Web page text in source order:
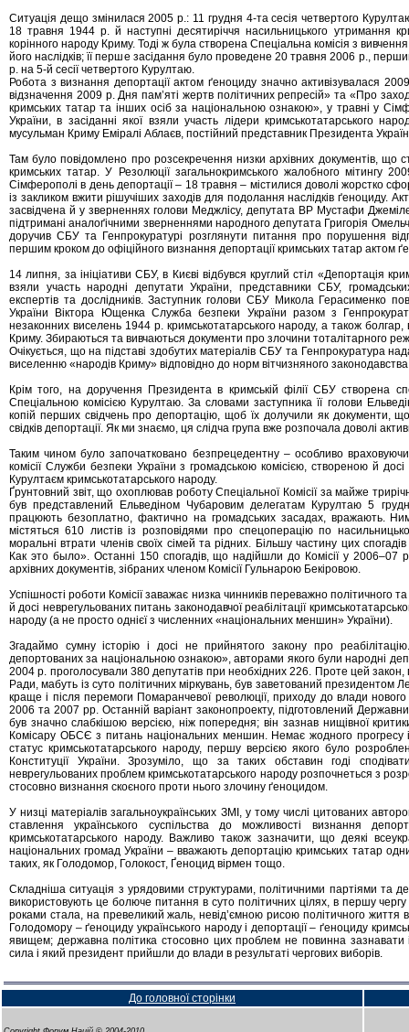
Ситуація дещо змінилася 2005 р.: 11 грудня 4-та сесія четвертого
18 травня 1944 р. й наступні десятиріччя насильницького утримання
корінного народу Криму. Тоді ж була створена Спеціальна комісія з
його наслідків; її перше засідання було проведене 20 травня 2006 р.,
р. на 5-й сесії четвертого Курултаю.
Робота з визнання депортації актом ґеноциду значно активізувалася
відзначення 2009 р. Дня пам’яті жертв політичних репресій» та «Про
кримських татар та інших осіб за національною ознакою», у травні у
України, в засіданні якої взяли участь лідери кримськотатарського
мусульман Криму Еміралі Аблаєв, постійний представник Президента
Там було повідомлено про розсекречення низки архівних документів, що
кримських татар. У Резолюції загальнокримського жалобного мітингу
Сімферополі в день депортації – 18 травня – містилися доволі жорстко
із закликом вжити рішучіших заходів для подолання наслідків ґеноциду.
засвідчена й у зверненнях голови Меджлісу, депутата ВР Мустафи
підтримані аналоґічними зверненнями народного депутата Григорія
доручив СБУ та Генпрокуратурі розглянути питання про порушення
першим кроком до офіційного визнання депортації кримських татар актом
14 липня, за ініціативи СБУ, в Києві відбувся круглий стіл «Депортація
взяли участь народні депутати України, представники СБУ,
експертів та дослідників. Заступник голови СБУ Микола Герасименко
України Віктора Ющенка Служба безпеки України разом з
незаконних виселень 1944 р. кримськотатарського народу, а також болгар,
Криму. Збираються та вивчаються документи про злочини тоталітарного
Очікується, що на підставі здобутих матеріалів СБУ та Генпрокуратура
виселенню «народів Криму» відповідно до норм вітчизняного
Крім того, на доручення Президента в кримській філії СБУ створена
Спеціальною комісією Курултаю. За словами заступника її голови
копій перших свідчень про депортацію, щоб їх долучили як документи,
свідків депортації. Як ми знаємо, ця слідча група вже розпочала доволі
Таким чином було започатковано безпрецедентну – особливо
комісії Служби безпеки України з громадською комісією, створеною й
Курултаєм кримськотатарського народу.
Ґрунтовний звіт, що охоплював роботу Спеціальної Комісії за майже
був представлений Ельведіном Чубаровим делегатам Курултаю 5
працюють безоплатно, фактично на громадських засадах, вражають.
містяться 610 листів із розповідями про спецоперацію по
моральні втрати членів своїх сімей та рідних. Більшу частину цих
Как это было». Останні 150 спогадів, що надійшли до Комісії у 2006–07
архівних документів, зібраних членом Комісії Гульнарою Бекіровою.
Успішності роботи Комісії заважає низка чинників переважно політичного
й досі неврегульованих питань законодавчої реабілітації
народу (а не просто однієї з численних «національних меншин» України).
Згадаймо сумну історію і досі не прийнятого закону про
депортованих за національною ознакою», авторами якого були народні
2004 р. проголосували 380 депутатів при необхідних 226. Проте цей
Ради, мабуть із суто політичних міркувань, був заветований
краще і після перемоги Помаранчевої революції, приходу до влади
2006 та 2007 рр. Останній варіант законопроекту, підготовлений
був значно слабкішою версією, ніж попередня; він зазнав нищівної
Комісару ОБСЄ з питань національних меншин. Немає жодного
статус кримськотатарського народу, першу версією якого було
Конституції України. Зрозуміло, що за таких обставин годі
неврегульованих проблем кримськотатарського народу розпочнеться з
стосовно визнання скоєного проти нього злочину ґеноцидом.
У низці матеріалів загальноукраїнських ЗМІ, у тому числі цитованих
ставлення українського суспільства до можливості визнання
кримськотатарського народу. Важливо також зазначити, що деякі
національних громад України – вважають депортацію кримських татар
таких, як Голодомор, Голокост, Ґеноцид вірмен тощо.
Складніша ситуація з урядовими структурами, політичними партіями та
використовують це болюче питання в суто політичних цілях, в першу
роками стала, на превеликий жаль, невід’ємною рисою політичного життя в
Голодомору – ґеноциду українського народу і депортації – ґеноциду
явищем; державна політика стосовно цих проблем не повинна зазнавати
сила і який президент прийшли до влади в результаті чергових виборів.
До головної сторінки